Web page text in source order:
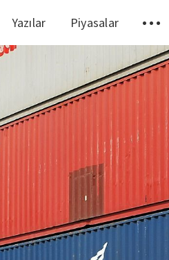
Yazılar Piyasalar